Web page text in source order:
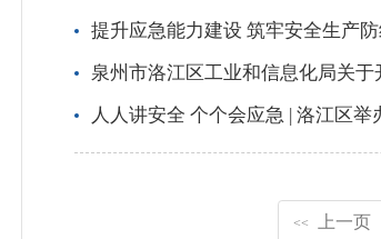
提升应急能力建设 筑牢安全生产
泉州市洛江区工业和信息化局关
人人讲安全 个个会应急 | 洛江区
<< 上一页